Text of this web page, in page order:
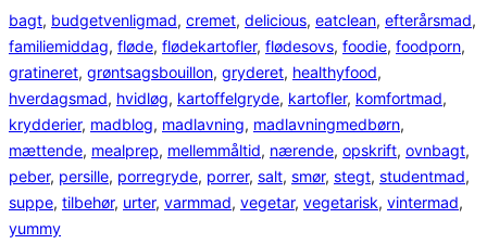
bagt, budgetvenligmad, cremet, delicious, eatclean, efterårsmad
familiemiddag, fløde, flødekartofler, flødesovs, foodie, foodporn
gratineret, grøntsagsbouillon, gryderet, healthyfood
hverdagsmad, hvidløg, kartoffelgryde, kartofler, komfortmad
krydderier, madblog, madlavning, madlavningmedbørn
mættende, mealprep, mellemmåltid, nærende, opskrift, ovnbagt
peber, persille, porregryde, porrer, salt, smør, stegt, studentmad
suppe, tilbehør, urter, varmmad, vegetar, vegetarisk, vintermad
yummy